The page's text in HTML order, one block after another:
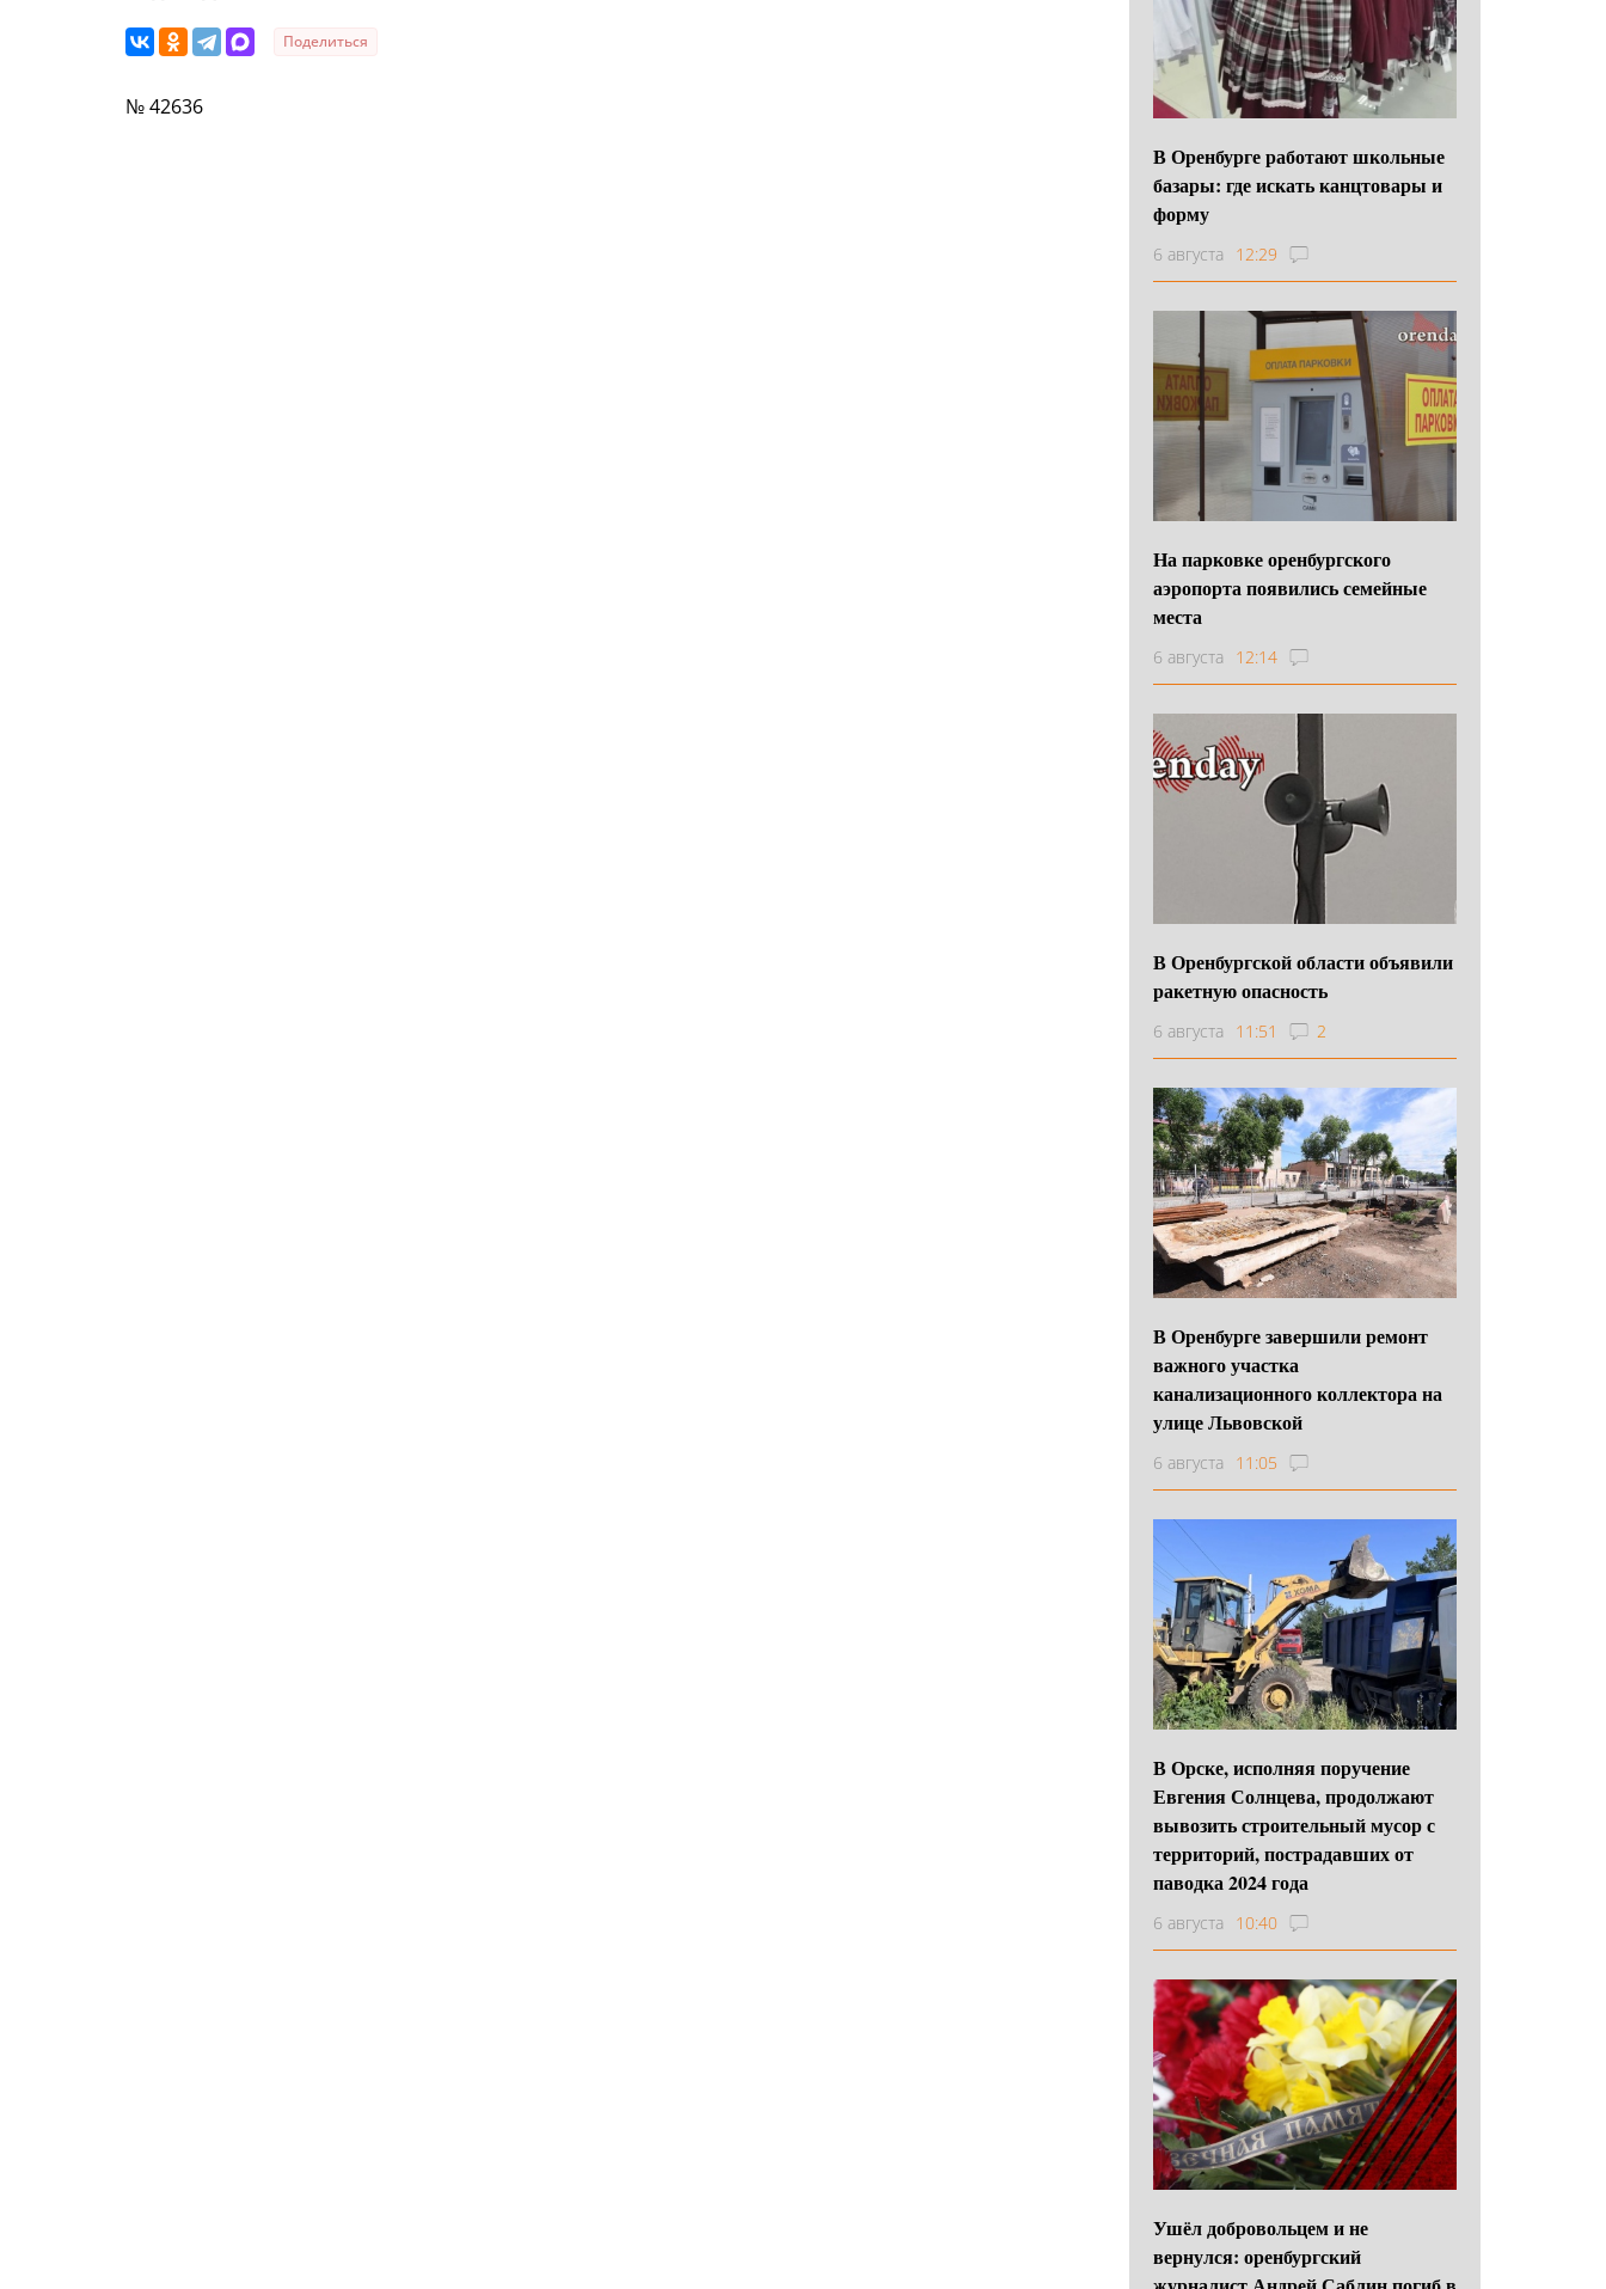
Поделиться
№ 42636
В Оренбурге работают школьные
базары: где искать канцтовары и
форму
6 августа 12:29
На парковке оренбургского
аэропорта появились семейные
места
6 августа 12:14
В Оренбургской области объявили
ракетную опасность
6 августа 11:51 2
В Оренбурге завершили ремонт
важного участка
канализационного коллектора на
улице Львовской
6 августа 11:05
В Орске, исполняя поручение
Евгения Солнцева, продолжают
вывозить строительный мусор с
территорий, пострадавших от
паводка 2024 года
6 августа 10:40
Ушёл добровольцем и не
вернулся: оренбургский